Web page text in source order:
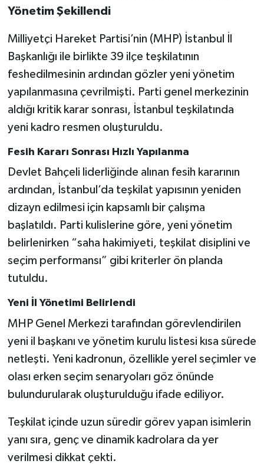
Yönetim Şekillendi
Milliyetçi Hareket Partisi’nin (MHP) İstanbul İl
Başkanlığı ile birlikte 39 ilçe teşkilatının
feshedilmesinin ardından gözler yeni yönetim
yapılanmasına çevrilmişti. Parti genel merkezinin
aldığı kritik karar sonrası, İstanbul teşkilatında
yeni kadro resmen oluşturuldu.
Fesih Kararı Sonrası Hızlı Yapılanma
Devlet Bahçeli liderliğinde alınan fesih kararının
ardından, İstanbul’da teşkilat yapısının yeniden
dizayn edilmesi için kapsamlı bir çalışma
başlatıldı. Parti kulislerine göre, yeni yönetim
belirlenirken “saha hakimiyeti, teşkilat disiplini ve
seçim performansı” gibi kriterler ön planda
tutuldu.
Yeni İl Yönetimi Belirlendi
MHP Genel Merkezi tarafından görevlendirilen
yeni il başkanı ve yönetim kurulu listesi kısa sürede
netleşti. Yeni kadronun, özellikle yerel seçimler ve
olası erken seçim senaryoları göz önünde
bulundurularak oluşturulduğu ifade ediliyor.
Teşkilat içinde uzun süredir görev yapan isimlerin
yanı sıra, genç ve dinamik kadrolara da yer
verilmesi dikkat çekti.